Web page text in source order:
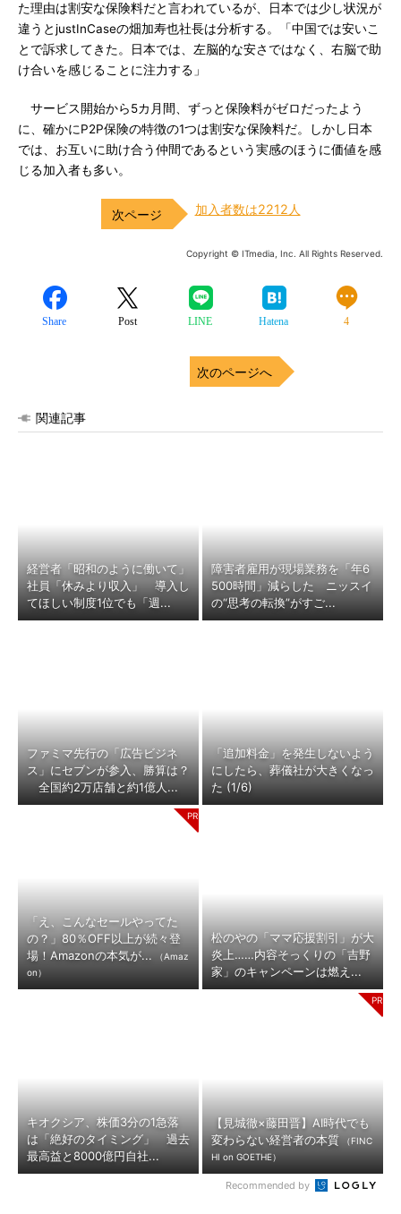
た理由は割安な保険料だと言われているが、日本では少し状況が
違うとjustInCaseの畑加寿也社長は分析する。「中国では安いこ
とで訴求してきた。日本では、左脳的な安さではなく、右脳で助
け合いを感じることに注力する」
サービス開始から5カ月間、ずっと保険料がゼロだったよう
に、確かにP2P保険の特徴の1つは割安な保険料だ。しかし日本
では、お互いに助け合う仲間であるという実感のほうに価値を感
じる加入者も多い。
加入者数は2212人
Copyright © ITmedia, Inc. All Rights Reserved.
Share Post LINE Hatena 4
次のページへ
関連記事
経営者「昭和のように働いて」
社員「休みより収入」 導入し
てほしい制度1位でも「週...
障害者雇用が現場業務を「年6
500時間」減らした ニッスイ
の“思考の転換”がすご...
ファミマ先行の「広告ビジネ
ス」にセブンが参入、勝算は？
全国約2万店舗と約1億人...
「追加料金」を発生しないよう
にしたら、葬儀社が大きくなっ
た (1/6)
「え、こんなセールやってた
の？」80％OFF以上が続々登
場！Amazonの本気が...
（Amaz
on）
松のやの「ママ応援割引」が大
炎上……内容そっくりの「吉野
家」のキャンペーンは燃え...
キオクシア、株価3分の1急落
は「絶好のタイミング」 過去
最高益と8000億円自社...
【見城徹×藤田晋】AI時代でも
変わらない経営者の本質
（FINC
HI on GOETHE）
Recommended by